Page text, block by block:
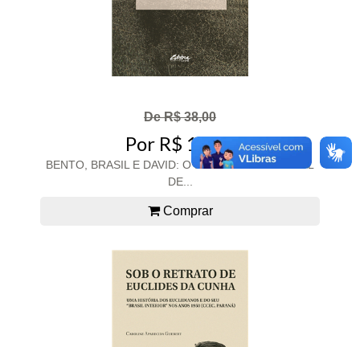
De R$ 38,00
Por R$ 19,00
BENTO, BRASIL E DAVID: O DISCURSO REGIONAL
DE...
Comprar